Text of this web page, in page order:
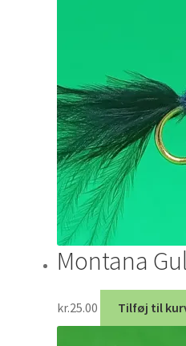
Montana
kr.25.00 Tilføj til